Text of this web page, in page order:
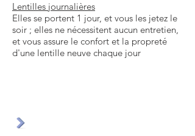
Lentilles journalières
Elles se portent 1 jour, et vous les jetez le
soir ; elles ne nécessitent aucun entretien,
et vous assure le confort et la propreté
d'une lentille neuve chaque jour